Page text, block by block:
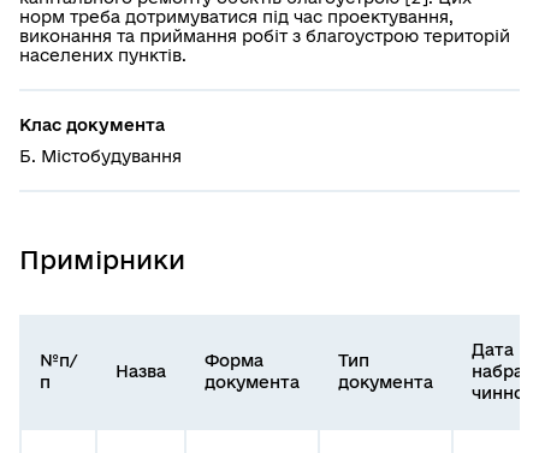
норм треба дотримуватися під час проектування,
виконання та приймання робіт з благоустрою територій
населених пунктів.
Клас документа
Б. Містобудування
Примірники
№п/
п
Назва
Форма
документа
Тип
документа
Дата